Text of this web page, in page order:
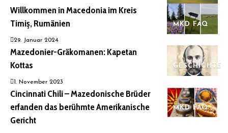
MKD FAQ
Willkommen in Macedonia im Kreis
Timiş, Rumänien
29. Januar 2024
GESCHICHTE
Mazedonier-Gräkomanen: Kapetan
Kottas
1. November 2023
MKD FAQ
Cincinnati Chili – Mazedonische Brüder
erfanden das berühmte Amerikanische
Gericht